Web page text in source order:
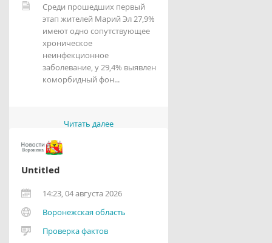
Среди прошедших первый
этап жителей Марий Эл 27,9%
имеют одно сопутствующее
хроническое
неинфекционное
заболевание, у 29,4% выявлен
коморбидный фон...
Читать далее
Untitled
14:23, 04 августа 2026
Воронежская область
Проверка фактов